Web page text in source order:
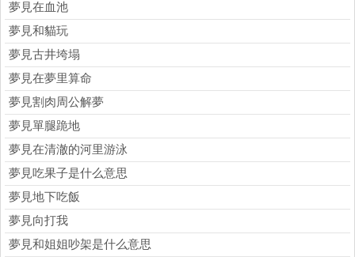
夢見在血池
夢見和貓玩
夢見古井垮塌
夢見在夢里算命
夢見割肉周公解夢
夢見單腿跪地
夢見在清澈的河里游泳
夢見吃果子是什么意思
夢見地下吃飯
夢見向打我
夢見和姐姐吵架是什么意思